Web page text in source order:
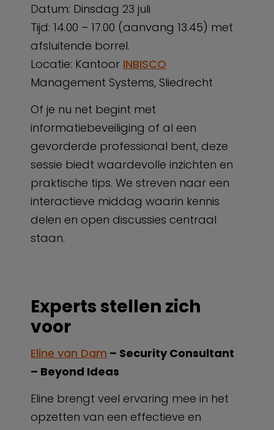
Datum: Dinsdag 23 juli
Tijd: 14.00 – 17.00 (aanvang 13.45) met
afsluitende borrel.
Locatie: Kantoor INBISCO
Management Systems, Sliedrecht
Of je nu net begint met
informatiebeveiliging of al een
gevorderde professional bent, deze
sessie biedt waardevolle inzichten en
praktische tips. We streven naar een
interactieve middag waarin kennis
delen en open discussies centraal
staan.
Experts stellen zich
voor
Eline van Dam – Security Consultant
– Beyond Ideas
Eline brengt veel ervaring mee in het
opzetten van een effectieve en